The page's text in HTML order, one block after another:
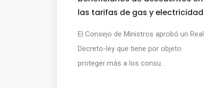
las tarifas de gas y electricidad
El Consejo de Ministros aprobó un Real
Decreto-ley que tiene por objeto
proteger más a los consu...